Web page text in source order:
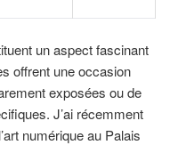
un aspect fascinant
offrent une occasion
exposées ou de
J’ai récemment
numérique au Palais